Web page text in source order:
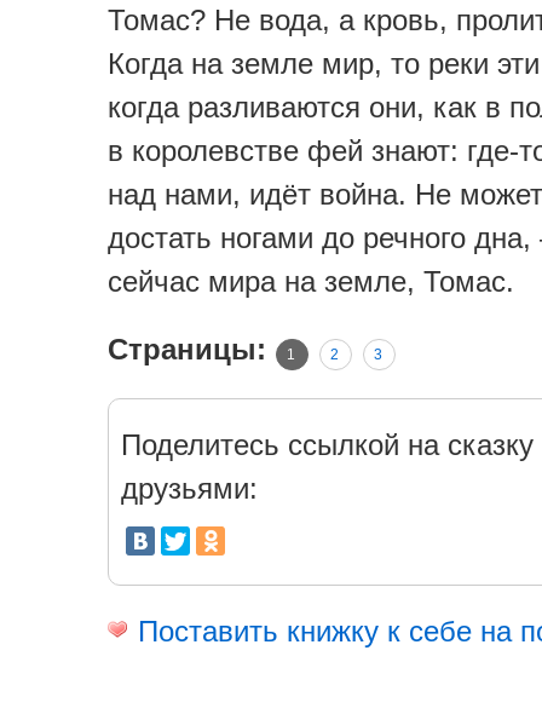
Томас? Не вода, а кровь,
Когда на земле мир, то реки
когда разливаются они, как в
в королевстве фей знают: где-
над нами, идёт война. Не
достать ногами до речного
сейчас мира на земле, Томас.
Страницы: 1 2 3
Поделитесь ссылкой на сказку
друзьями:
Поставить книжку к себе на